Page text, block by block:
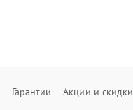
Гарантии Акции и скидки